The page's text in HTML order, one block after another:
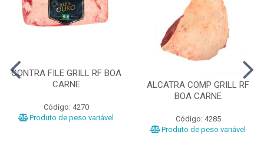
CONTRA FILE GRILL RF BOA
CARNE
Código: 4270
Produto de peso variável
ALCATRA COMP GRILL RF
BOA CARNE
Código: 4285
Produto de peso variável